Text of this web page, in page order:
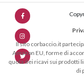
Il sito corbaccio.it
Amazon EU, forme di
quota dei ricavi sui prodotti
di